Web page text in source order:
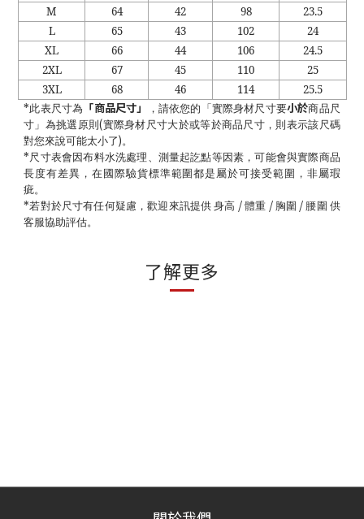
M
64 42 98
23.5
L
65 43 102
24
XL
66 44 106
24.5
2XL
67 45 110
25
3XL
68 46 114
25.5
*此表尺寸為 「商品尺寸」 ，請依您的「實際身材尺寸要小於商品尺
寸」為挑選原則(實際身材尺寸大於或等於商品尺寸，則表示該尺碼
對您來說可能太小了)。
*尺寸表會因布料水洗處理、測量起訖點等因素，可能會與實際商品
長度有差異，在國際驗貨標準範圍都是屬於可接受範圍，非屬瑕
疵。
*若對於尺寸有任何疑慮，歡迎來訊提供 身高 /體重 / 胸圍 / 腰圍 供
客服協助評估。
了解更多